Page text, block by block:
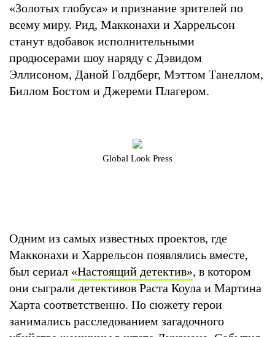
«Золотых глобуса» и признание зрителей по
всему миру. Рид, Макконахи и Харрельсон
станут вдобавок исполнительными
продюсерами шоу наряду с Дэвидом
Эллисоном, Даной Голдберг, Мэттом Танеллом,
Биллом Бостом и Джереми Плагером.
Global Look Press
Одним из самых известных проектов, где
Макконахи и Харрельсон появлялись вместе,
был сериал «Настоящий детектив», в котором
они сыграли детективов Раста Коула и Мартина
Харта соответственно. По сюжету герои
занимались расследованием загадочного